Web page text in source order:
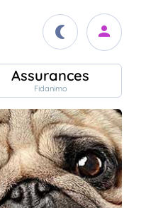
Assurances
Fidanimo